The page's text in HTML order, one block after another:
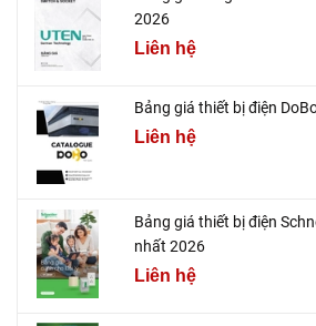
2026
Liên hệ
Bảng giá thiết bị điện
Liên hệ
Bảng giá thiết bị điện
nhất 2026
Liên hệ